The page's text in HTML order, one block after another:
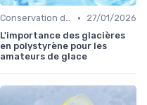
Conservation des Glaçons •
27/01/2026
L'importance des glacières
en polystyrène pour les
amateurs de glace